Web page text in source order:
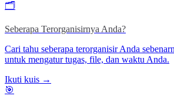
🗂️
Seberapa Terorganisirnya Anda?
Cari tahu seberapa terorganisir Anda
untuk mengatur tugas, file, dan waktu Anda.
Ikuti kuis →
🎯